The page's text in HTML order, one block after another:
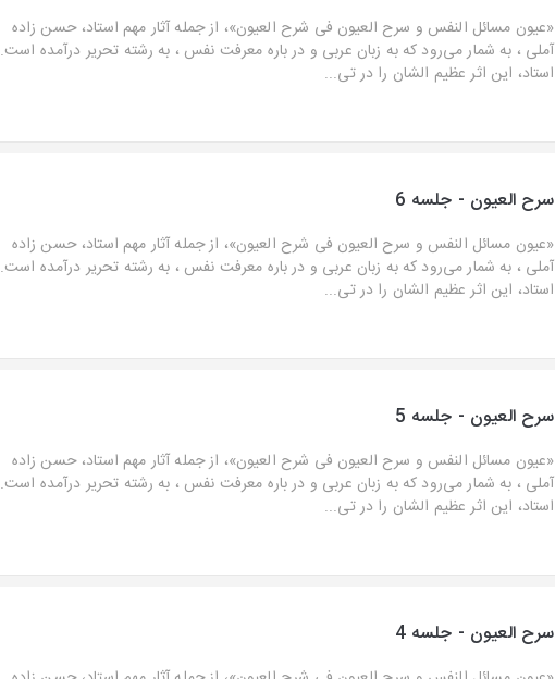
«عیون مسائل النفس و سرح العیون فی شرح العیون»، از جمله آثار مهم استاد، حسن زاده
آملی ، به شمار می‌رود که به زبان عربی و در باره معرفت نفس ، به رشته تحریر درآمده است.
استاد، این اثر عظیم الشان را در تی...
سرح العیون - جلسه 6
«عیون مسائل النفس و سرح العیون فی شرح العیون»، از جمله آثار مهم استاد، حسن زاده
آملی ، به شمار می‌رود که به زبان عربی و در باره معرفت نفس ، به رشته تحریر درآمده است.
استاد، این اثر عظیم الشان را در تی...
سرح العیون - جلسه 5
«عیون مسائل النفس و سرح العیون فی شرح العیون»، از جمله آثار مهم استاد، حسن زاده
آملی ، به شمار می‌رود که به زبان عربی و در باره معرفت نفس ، به رشته تحریر درآمده است.
استاد، این اثر عظیم الشان را در تی...
سرح العیون - جلسه 4